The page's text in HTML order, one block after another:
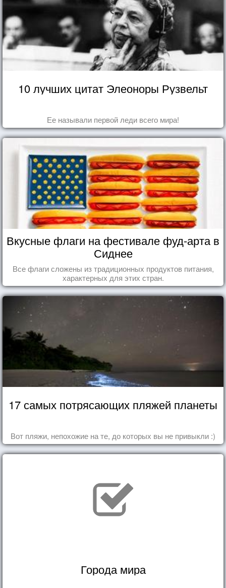
10 лучших цитат Элеоноры Рузвельт
Ее называли первой леди всего мира!
Вкусные флаги на фестивале фуд-арта в
Сиднее
Все флаги сложены из традиционных продуктов питания,
характерных для этих стран.
17 самых потрясающих пляжей планеты
Вот пляжи, непохожие на те, до которых вы не привыкли :)
Города мира